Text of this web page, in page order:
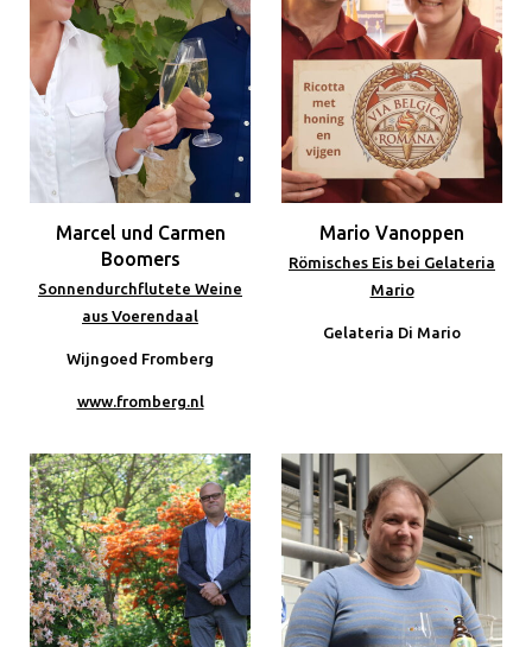
Marcel und Carmen
Boomers
Sonnendurchflutete Weine
aus Voerendaal
Wijngoed Fromberg
www.fromberg.nl
Mario Vanoppen
Römisches Eis bei Gelateria
Mario
Gelateria Di Mario